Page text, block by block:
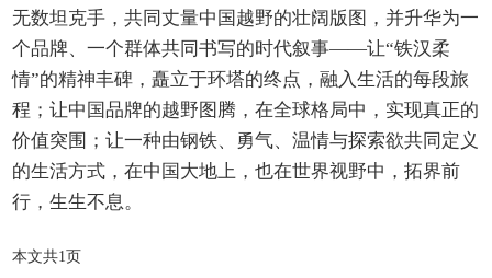
无数坦克手，共同丈量中国越野的壮阔版图，并升华为一
个品牌、一个群体共同书写的时代叙事——让“铁汉柔
情”的精神丰碑，矗立于环塔的终点，融入生活的每段旅
程；让中国品牌的越野图腾，在全球格局中，实现真正的
价值突围；让一种由钢铁、勇气、温情与探索欲共同定义
的生活方式，在中国大地上，也在世界视野中，拓界前
行，生生不息。
本文共1页